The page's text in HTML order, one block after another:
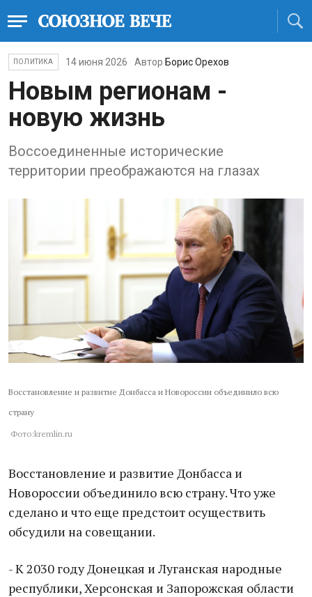
ПОЛИТИКА 14 июня 2026 Автор Борис Орехов
Новым регионам -
новую жизнь
Воссоединенные исторические
территории преображаются на глазах
Восстановление и развитие Донбасса и Новороссии объединило всю
страну
Фото:kremlin.ru
Восстановление и развитие Донбасса и
Новороссии объединило всю страну. Что уже
сделано и что еще предстоит осуществить
обсудили на совещании.
- К 2030 году Донецкая и Луганская народные
республики, Херсонская и Запорожская области